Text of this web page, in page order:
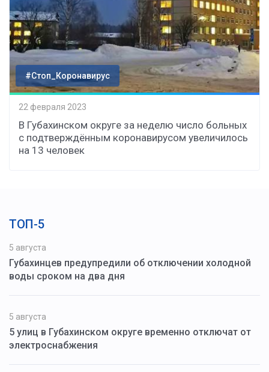
#Стоп_Коронавирус
22 февраля 2023
В Губахинском округе за неделю число больных
с подтверждённым коронавирусом увеличилось
на 13 человек
ТОП-5
5 августа
Губахинцев предупредили об отключении холодной
воды сроком на два дня
5 августа
5 улиц в Губахинском округе временно отключат от
электроснабжения